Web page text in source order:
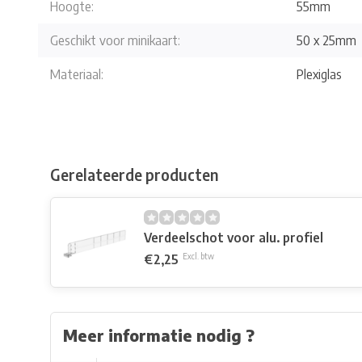
Hoogte: 55mm
Geschikt voor minikaart: 50 x 25mm
Materiaal: Plexiglas
Gerelateerde producten
Verdeelschot voor alu. profiel
€2,25 Excl. btw
Meer informatie nodig ?